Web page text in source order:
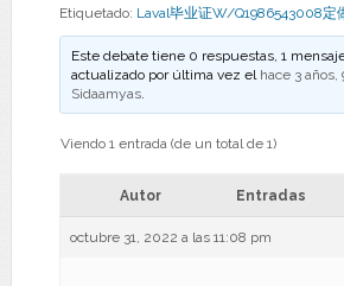
Etiquetado: Laval毕业证W/Q1986543008定
Este debate tiene 0 respuestas, 1
actualizado por última vez el hace 3 años,
Sidaamyas.
Viendo 1 entrada (de un total de 1)
Autor Entradas
octubre 31, 2022 a las 11:08 pm